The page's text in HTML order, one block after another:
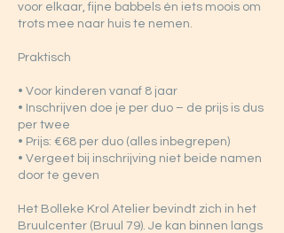
voor elkaar, fijne babbels én iets moois om
trots mee naar huis te nemen.
Praktisch
• Voor kinderen vanaf 8 jaar
• Inschrijven doe je per duo – de prijs is dus
per twee
• Prijs: €68 per duo (alles inbegrepen)
• Vergeet bij inschrijving niet beide namen
door te geven
Het Bolleke Krol Atelier bevindt zich in het
Bruulcenter (Bruul 79). Je kan binnen langs